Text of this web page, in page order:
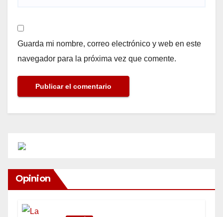
Guarda mi nombre, correo electrónico y web en este
navegador para la próxima vez que comente.
Opinion